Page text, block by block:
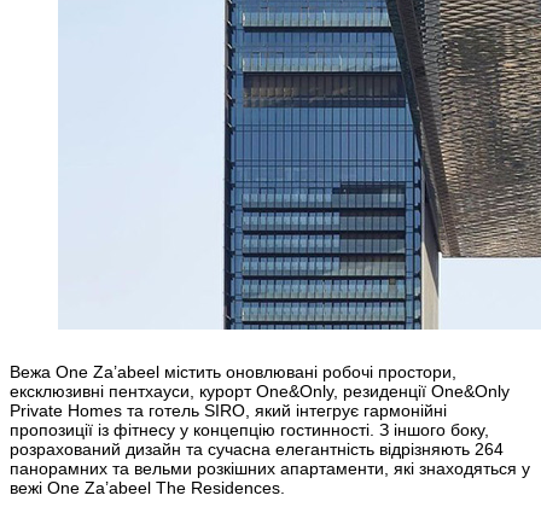
Вежа One Za’abeel містить оновлювані робочі простори,
ексклюзивні пентхауси, курорт One&Only, резиденції One&Only
Private Homes та готель SIRO, який інтегрує гармонійні
пропозиції із фітнесу у концепцію гостинності. З іншого боку,
розрахований дизайн та сучасна елегантність відрізняють 264
панорамних та вельми розкішних апартаменти, які знаходяться у
вежі One Za’abeel The Residences.